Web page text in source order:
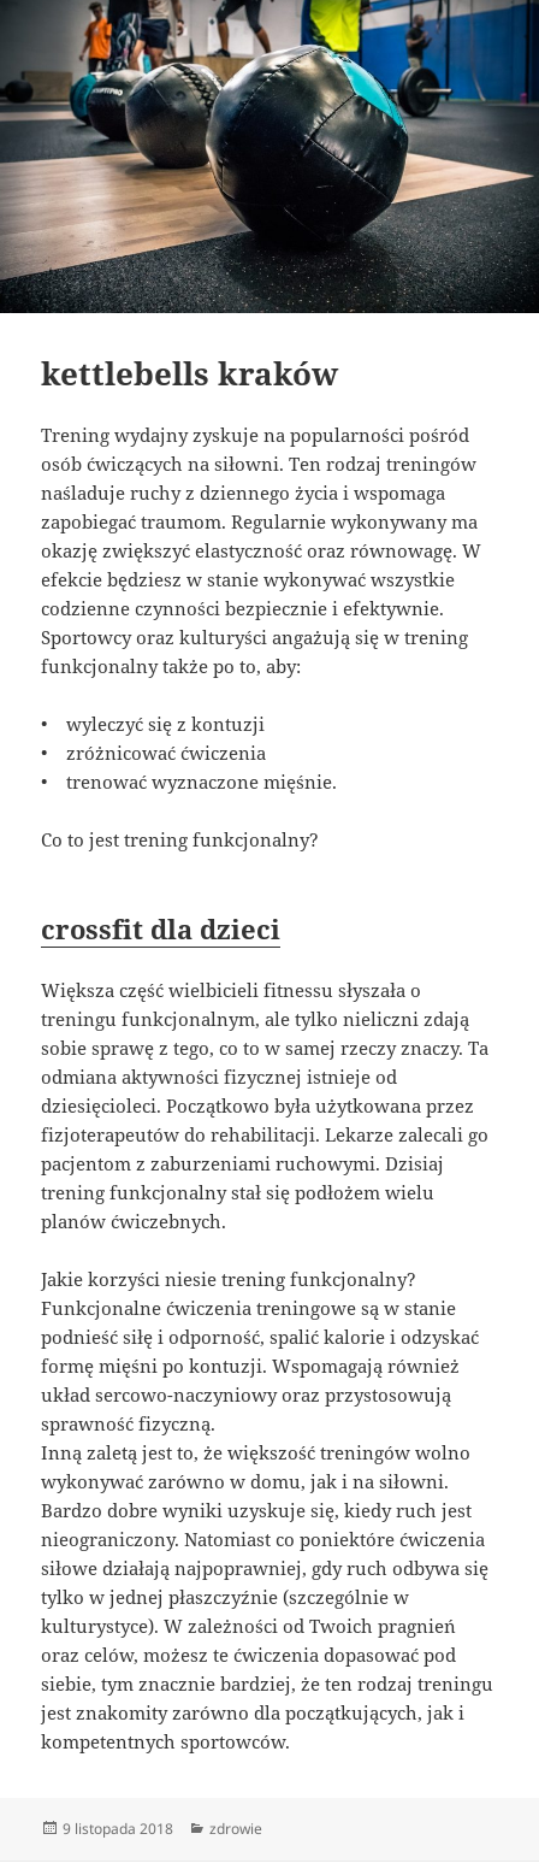
kettlebells kraków
Trening wydajny zyskuje na popularności pośród
osób ćwiczących na siłowni. Ten rodzaj treningów
naśladuje ruchy z dziennego życia i wspomaga
zapobiegać traumom. Regularnie wykonywany ma
okazję zwiększyć elastyczność oraz równowagę. W
efekcie będziesz w stanie wykonywać wszystkie
codzienne czynności bezpiecznie i efektywnie.
Sportowcy oraz kulturyści angażują się w trening
funkcjonalny także po to, aby:
• wyleczyć się z kontuzji
• zróżnicować ćwiczenia
• trenować wyznaczone mięśnie.
Co to jest trening funkcjonalny?
crossfit dla dzieci
Większa część wielbicieli fitnessu słyszała o
treningu funkcjonalnym, ale tylko nieliczni zdają
sobie sprawę z tego, co to w samej rzeczy znaczy. Ta
odmiana aktywności fizycznej istnieje od
dziesięcioleci. Początkowo była użytkowana przez
fizjoterapeutów do rehabilitacji. Lekarze zalecali go
pacjentom z zaburzeniami ruchowymi. Dzisiaj
trening funkcjonalny stał się podłożem wielu
planów ćwiczebnych.
Jakie korzyści niesie trening funkcjonalny?
Funkcjonalne ćwiczenia treningowe są w stanie
podnieść siłę i odporność, spalić kalorie i odzyskać
formę mięśni po kontuzji. Wspomagają również
układ sercowo-naczyniowy oraz przystosowują
sprawność fizyczną.
Inną zaletą jest to, że większość treningów wolno
wykonywać zarówno w domu, jak i na siłowni.
Bardzo dobre wyniki uzyskuje się, kiedy ruch jest
nieograniczony. Natomiast co poniektóre ćwiczenia
siłowe działają najpoprawniej, gdy ruch odbywa się
tylko w jednej płaszczyźnie (szczególnie w
kulturystyce). W zależności od Twoich pragnień
oraz celów, możesz te ćwiczenia dopasować pod
siebie, tym znacznie bardziej, że ten rodzaj treningu
jest znakomity zarówno dla początkujących, jak i
kompetentnych sportowców.
Data
9 listopada 2018 Kategorie
zdrowie